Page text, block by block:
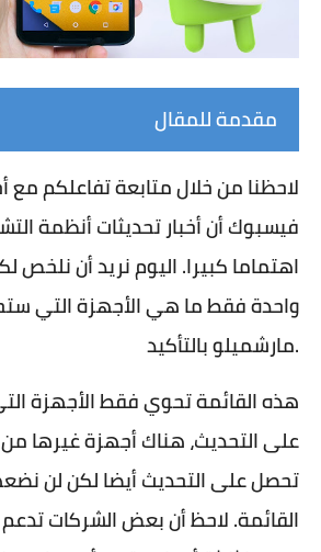
مقدمة للمقال
لاحظنا من خلال متابعة تفاعلكم مع
فيسبوك أن أخبار تحديثات أنظمة
اهتماما كبيرا. اليوم نريد أن
واحدة فقط ما هي الأجهزة التي
مارشميلو بالتأكيد.
هذه القائمة تحوي فقط الأجهزة
على التحديث، هناك أجهزة غيرها
تحصل على التحديث أيضا لكن لن
القائمة. لاحظ أن بعض الشركات